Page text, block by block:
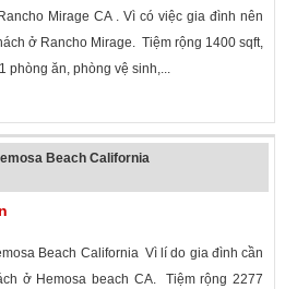
Mirage CA . Vì có việc gia đình nên
ở Rancho Mirage. Tiệm rộng 1400 sqft,
phòng ăn, phòng vệ sinh,...
Beach California
Beach California Vì lí do gia đình cần
ở Hemosa beach CA. Tiệm rộng 2277